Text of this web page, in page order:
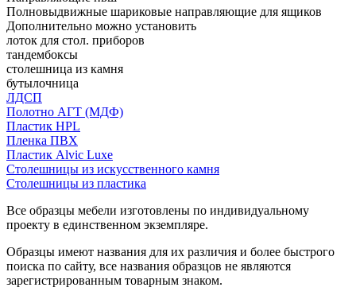
Полновыдвижные шариковые направляющие для ящиков
Дополнительно можно установить
лоток для стол. приборов
тандембоксы
столешница из камня
бутылочница
ЛДСП
Полотно АГТ (МДФ)
Пластик HPL
Пленка ПВХ
Пластик Alvic Luxe
Столешницы из искусственного камня
Столешницы из пластика
Все образцы мебели изготовлены по индивидуальному
проекту в единственном экземпляре.
Образцы имеют названия для их различия и более быстрого
поиска по сайту, все названия образцов не являются
зарегистрированным товарным знаком.